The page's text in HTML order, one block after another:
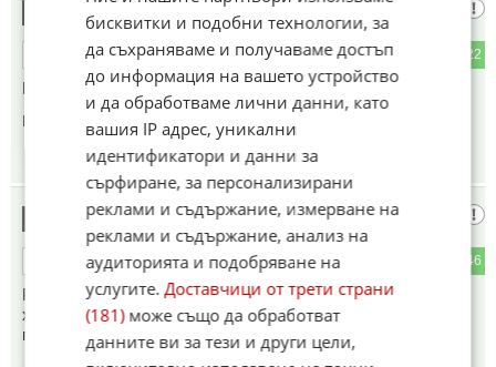
Луд с картечница
22
ОТГОВОР
Немогат ,но го правят. Факт.
Коментиран от #13
18.04.2026
Путин
46
ОТГОВОР
Рижавия за месец му разказаха играта, свърши
хегемонията, арабите вече няма да му дават пари да ги
пази и още и още...краденето се свива...
бисквитки и подобни технологии, за
да съхраняваме и получаваме достъп
до информация на вашето устройство
и да обработваме лични данни, като
вашия IP адрес, уникални
идентификатори и данни за
сърфиране, за персонализирани
реклами и съдържание, измерване на
реклами и съдържание, анализ на
аудиторията и подобряване на
услугите.Доставчици от трети страни
(181)може също да обработват
данните ви за тези и други цели,